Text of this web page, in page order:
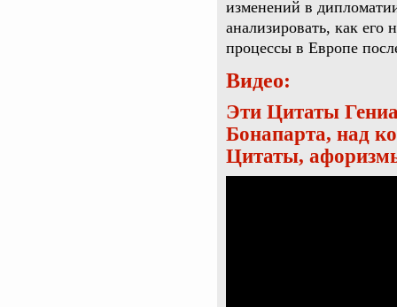
изменений в
анализировать, как его
процессы в Европе
Видео:
Эти Цитаты
Бонапарта, над
Цитаты,